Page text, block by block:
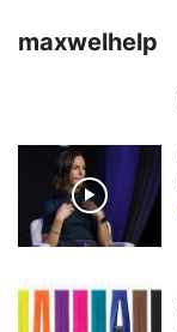
maxwelhelp